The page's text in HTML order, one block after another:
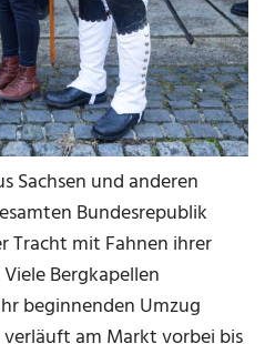
Sachsen und anderen
Bundesrepublik
Tracht mit Fahnen ihrer
Bergkapellen
beginnenden Umzug